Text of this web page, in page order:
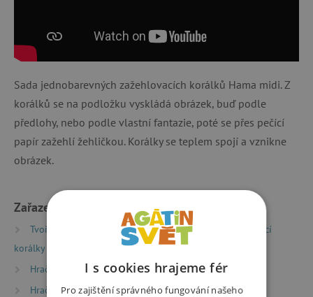
Sada jednobarevných zažehlovacích korálků Hama midi. Z
korálků se na podložku vyskládá obrázek, buď podle
předlohy, nebo podle vlastní fantazie, poté se přes pečící
papír zažehlí žehličkou. Korálky se teplem spojí a vznikne
obrázek.
Zařazeno v kategoriích
Tvoření Kreativní sady a vyrábění
Zažehlovací
korálky Hama
Hračky dle věku
Hry a hračky pro předškoláky
Hračky dle věku
Hry a hračky pro děti od 6 let
I s cookies hrajeme fér
Pro zajištění správného fungování našeho